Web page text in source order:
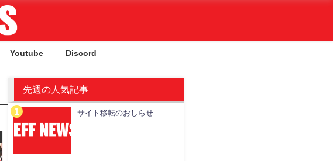
Youtube Discord
攻略情報
先週の人気記事
サイト移転のおしらせ